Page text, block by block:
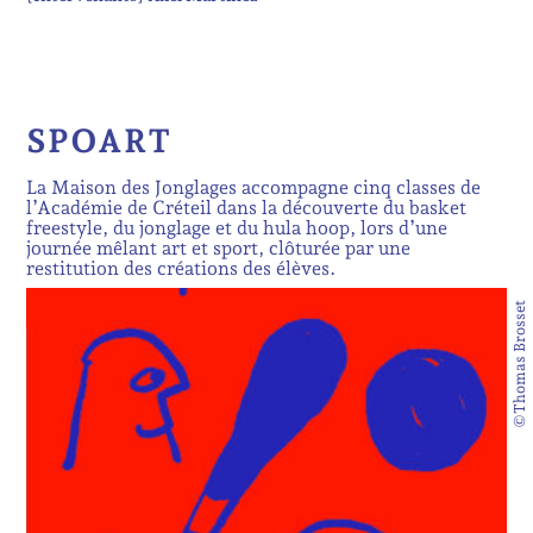
SPOART
La Maison des Jonglages accompagne cinq classes de
l’Académie de Créteil dans la découverte du basket
freestyle, du jonglage et du hula hoop, lors d’une
journée mêlant art et sport, clôturée par une
restitution des créations des élèves.
©Thomas Brosset